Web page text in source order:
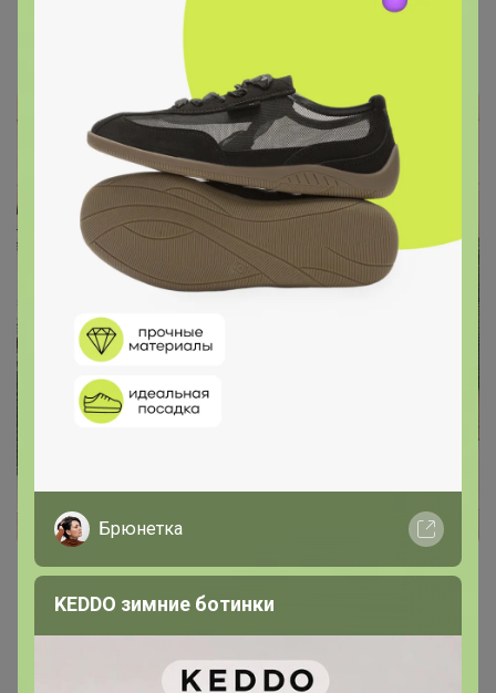
Цена:
- Все понравилось. Отличный подарок!
Брюнетка
KEDDO зимние ботинки